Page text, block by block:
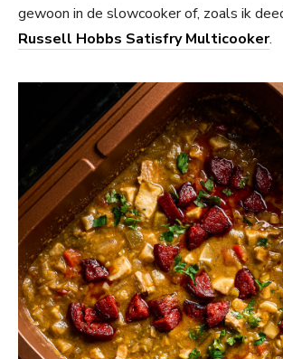
gewoon in de slowcooker of, zoals ik
Russell Hobbs Satisfry Multicooker.